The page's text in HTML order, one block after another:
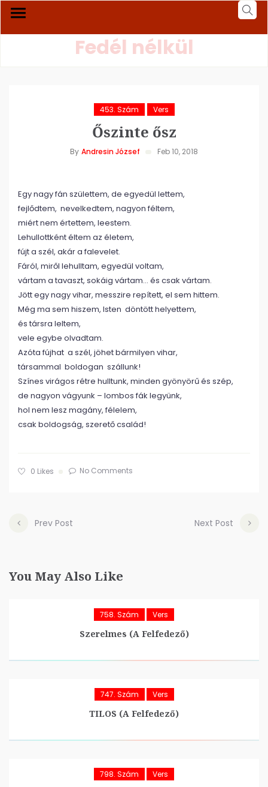
Fedél nélkül
453. Szám Vers
Őszinte ősz
By Andresin József Feb 10, 2018
Egy nagy fán születtem, de egyedül lettem,
fejlődtem, nevelkedtem, nagyon féltem,
miért nem értettem, leestem.
Lehullottként éltem az életem,
fújt a szél, akár a falevelet.
Fáról, miről lehulltam, egyedül voltam,
vártam a tavaszt, sokáig vártam… és csak vártam.
Jött egy nagy vihar, messzire repített, el sem hittem.
Még ma sem hiszem, Isten döntött helyettem,
és társra leltem,
vele egybe olvadtam.
Azóta fújhat a szél, jöhet bármilyen vihar,
társammal boldogan szállunk!
Színes virágos rétre hulltunk, minden gyönyörű és szép,
de nagyon vágyunk – lombos fák legyünk,
hol nem lesz magány, félelem,
csak boldogság, szerető család!
0 Likes No Comments
Prev Post Next Post
You May Also Like
758. Szám Vers
Szerelmes (A Felfedező)
747. Szám Vers
TILOS (A Felfedező)
798. Szám Vers